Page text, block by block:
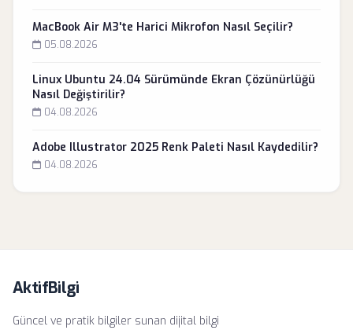
MacBook Air M3'te Harici Mikrofon Nasıl Seçilir?
05.08.2026
Linux Ubuntu 24.04 Sürümünde Ekran Çözünürlüğü
Nasıl Değiştirilir?
04.08.2026
Adobe Illustrator 2025 Renk Paleti Nasıl Kaydedilir?
04.08.2026
AktifBilgi
Güncel ve pratik bilgiler sunan dijital bilgi